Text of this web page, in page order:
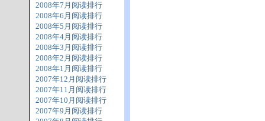
2008年7月阅读排行
2008年6月阅读排行
2008年5月阅读排行
2008年4月阅读排行
2008年3月阅读排行
2008年2月阅读排行
2008年1月阅读排行
2007年12月阅读排行
2007年11月阅读排行
2007年10月阅读排行
2007年9月阅读排行